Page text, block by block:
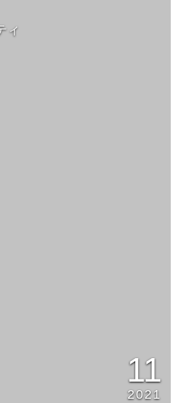
ィ
11
2021